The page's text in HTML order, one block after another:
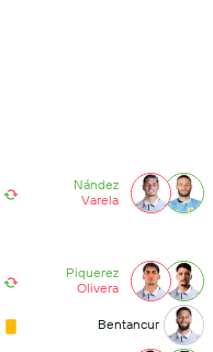
Nández
Varela
Piquerez
Olivera
Bentancur